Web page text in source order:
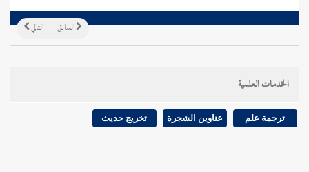
التالي السابق
الخدمات العلمية
ترجمة علم عناوين الشجرة تخريج حديث